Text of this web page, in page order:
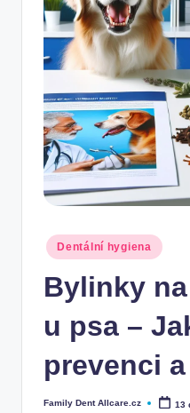
Posted
in
Dentální hygiena
Bylinky
u psa –
prevenci
Posted
Family Dent Allcare.cz 13